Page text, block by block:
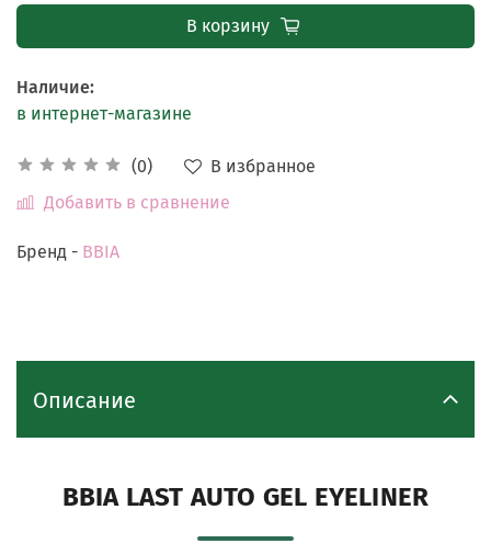
(0)
В избранное
Добавить в сравнение
В корзину
Наличие:
в интернет-магазине
Бренд - BBIA
Описание
BBIA LAST AUTO GEL EYELINER